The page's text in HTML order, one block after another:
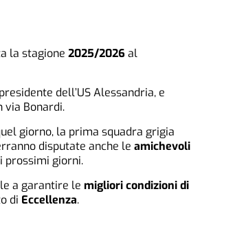
la stagione 2025/2026 al
dell’US Alessandria, e
via Bonardi.
giorno, la prima squadra grigia
disputate anche le amichevoli
prossimi giorni.
a garantire le migliori condizioni di
di Eccellenza.